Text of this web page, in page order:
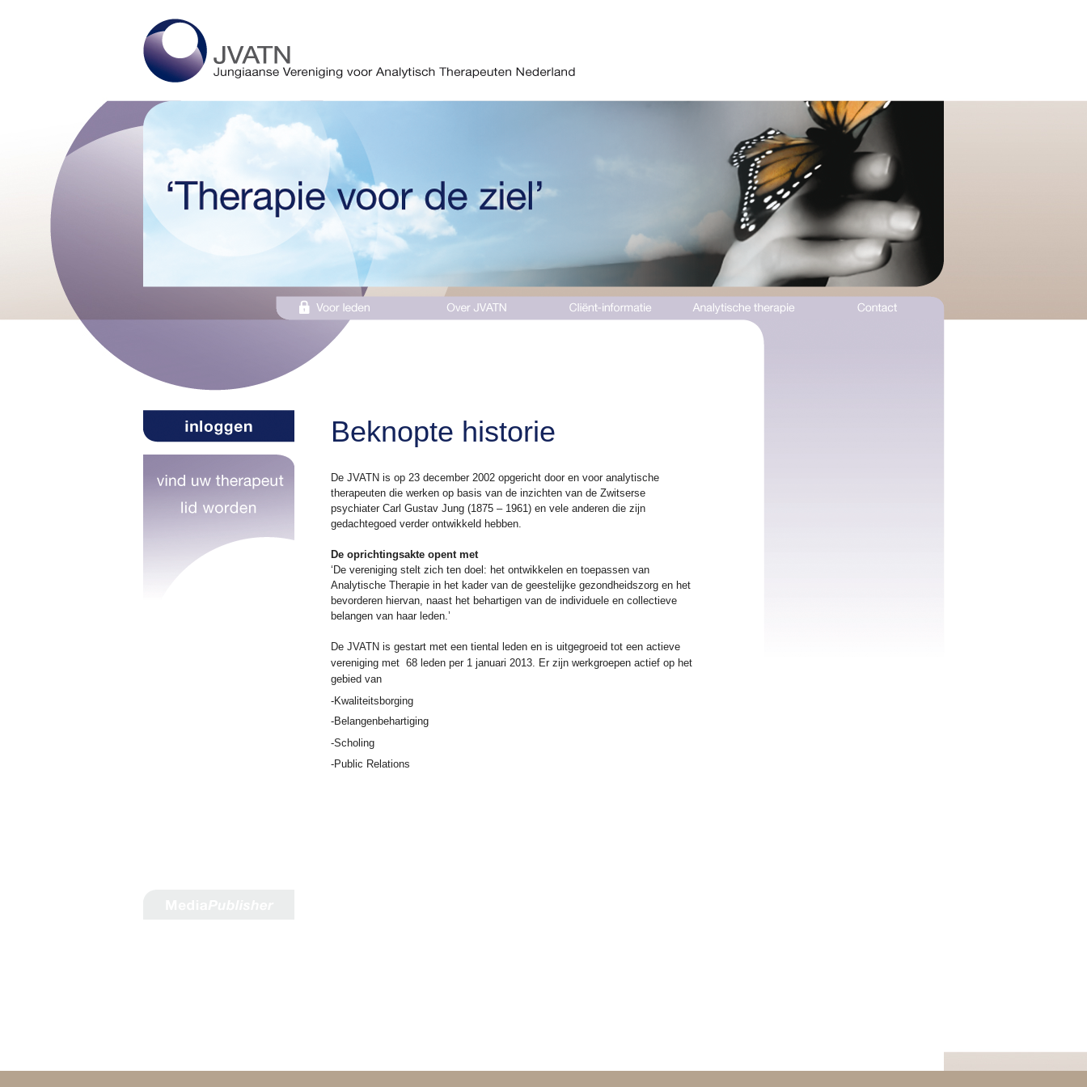
Beknopte historie
De JVATN is op 23 december 2002 opgericht door en voor analytische
therapeuten die werken op basis van de inzichten van de Zwitserse
psychiater Carl Gustav Jung (1875 – 1961) en vele anderen die zijn
gedachtegoed verder ontwikkeld hebben.
De oprichtingsakte opent met
‘De vereniging stelt zich ten doel: het ontwikkelen en toepassen van
Analytische Therapie in het kader van de geestelijke gezondheidszorg en het
bevorderen hiervan, naast het behartigen van de individuele en collectieve
belangen van haar leden.’
De JVATN is gestart met een tiental leden en is uitgegroeid tot een actieve
vereniging met 68 leden per 1 januari 2013. Er zijn werkgroepen actief op het
gebied van
-Kwaliteitsborging
-Belangenbehartiging
-Scholing
-Public Relations